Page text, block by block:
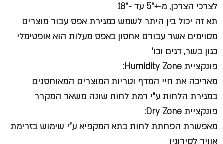
לצרכי הצרכן, מ-+5° עד -18°
תא זה יכול בין היתר לשמש כמגירת אפס עבור מוצרים
מסוימים אשר עבורם אחסון באפס מעלות הוא אופטימלי
כגון בשר, דגים וכו'
פונקציית Humidity Zone:
מאריכה את חיי המדף וטריות המוצרים המאוחסנים
במגירת הלחות ע"י רמת לחות שונה משאר המקרר
פונקציית Dry Zone:
מאפשרת הפחתת לחות בתא המקפיא ע"י שימוש בזרימת
אוויר לסירוגין